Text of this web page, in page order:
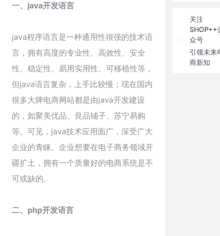
一、java开发语言
java程序语言是一种通用性很强的技术语
言，拥有高度的专业性、高效性、安全
性、稳定性、易用实用性、可移植性等，
但java语言复杂，上手比较慢；现在国内
很多大牌电商网站都是由java开发建设
的，如聚美优品、良品铺子、苏宁易购
等。可见，java技术应用面广，深受广大
企业的青睐。企业想要在电子商务领域开
疆扩土，拥有一个质量好的电商系统是不
可或缺的。
二、php开发语言
关注
SHOP++
众号
引领未来
商新知